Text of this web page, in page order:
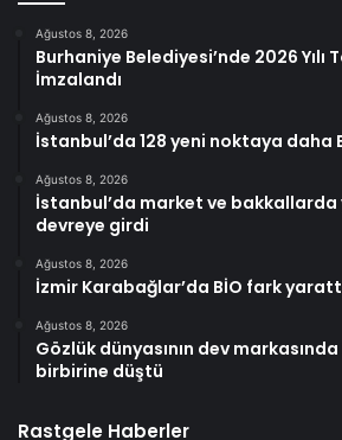
Ağustos 8, 2026
Burhaniye Belediyesi’nde 2026 Yılı
İmzalandı
Ağustos 8, 2026
İstanbul’da 128 yeni noktaya daha
Ağustos 8, 2026
İstanbul’da market ve bakkallarda
devreye girdi
Ağustos 8, 2026
İzmir Karabağlar’da BİO fark
Ağustos 8, 2026
Gözlük dünyasının dev
birbirine düştü
Rastgele Haberler